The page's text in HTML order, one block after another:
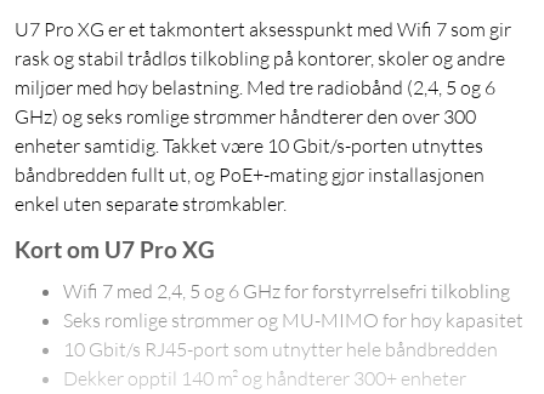
U7 Pro XG er et takmontert aksesspunkt med Wifi 7 som gir
rask og stabil trådløs tilkobling på kontorer, skoler og andre
miljøer med høy belastning. Med tre radiobånd (2,4, 5 og 6
GHz) og seks romlige strømmer håndterer den over 300
enheter samtidig. Takket være 10 Gbit/s-porten utnyttes
båndbredden fullt ut, og PoE+-mating gjør installasjonen
enkel uten separate strømkabler.
Kort om U7 Pro XG
Wifi 7 med 2,4, 5 og 6 GHz for forstyrrelsefri tilkobling
Seks romlige strømmer og MU-MIMO for høy kapasitet
10 Gbit/s RJ45-port som utnytter hele båndbredden
Dekker opptil 140 m² og håndterer 300+ enheter